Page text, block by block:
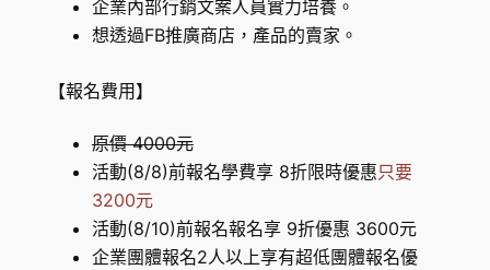
企業內部行銷文案人員實力培養。
想透過FB推廣商店，產品的賣家。
【報名費用】
原價 4000元
活動(8/8)前報名學費享 8折限時優惠只要
3200元
活動(8/10)前報名報名享 9折優惠 3600元
企業團體報名2人以上享有超低團體報名優